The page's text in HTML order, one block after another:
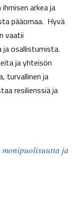
arkea ja
pääomaa. Hyvä
vaatii
osallistumista.
ja yhteisön
turvallinen ja
resilienssiä ja
monipuolisuutta ja